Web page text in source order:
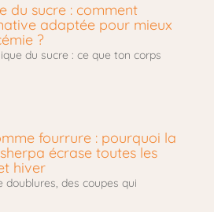
du sucre : comment
adaptée pour mieux
?
du sucre : ce que ton corps
fourrure : pourquoi la
écrase toutes les
hiver
doublures, des coupes qui